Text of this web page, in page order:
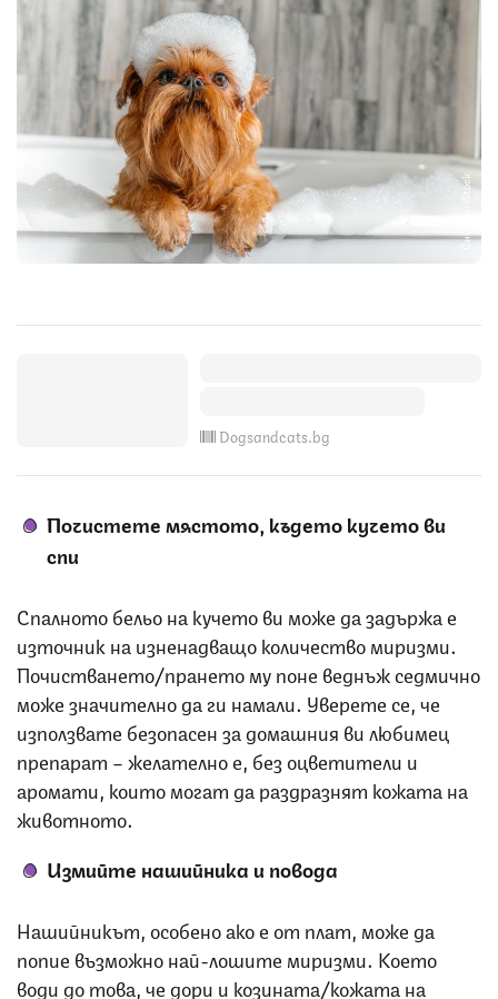
Снимка: iStock
Dogsandcats.bg
Почистете мястото, където кучето ви
спи
Спалното бельо на кучето ви може да задържа е
източник на изненадващо количество миризми.
Почистването/прането му поне веднъж седмично
може значително да ги намали. Уверете се, че
използвате безопасен за домашния ви любимец
препарат – желателно е, без оцветители и
аромати, които могат да раздразнят кожата на
животното.
Измийте нашийника и повода
Нашийникът, особено ако е от плат, може да
попие възможно най-лошите миризми. Което
води до това, че дори и козината/кожата на